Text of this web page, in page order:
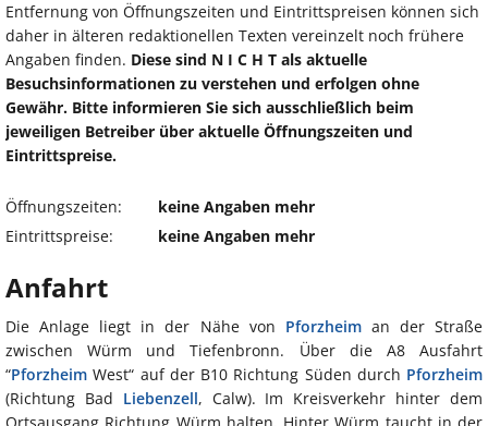
Entfernung von Öffnungszeiten und Eintrittspreisen können sich
daher in älteren redaktionellen Texten vereinzelt noch frühere
Angaben finden. Diese sind N I C H T als aktuelle
Besuchsinformationen zu verstehen und erfolgen ohne
Gewähr. Bitte informieren Sie sich ausschließlich beim
jeweiligen Betreiber über aktuelle Öffnungszeiten und
Eintrittspreise.
Öffnungszeiten:
keine Angaben mehr
Eintrittspreise:
keine Angaben mehr
Anfahrt
Die Anlage liegt in der Nähe von Pforzheiman der Straße
zwischen Würm und Tiefenbronn. Über die A8 Ausfahrt
“Pforzheim West“ auf der B10 Richtung Süden durch Pforzheim
(Richtung Bad Liebenzell, Calw). Im Kreisverkehr hinter dem